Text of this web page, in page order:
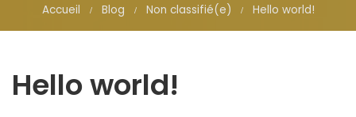
Accueil Blog Non classifié(e) Hello world!
Hello world!